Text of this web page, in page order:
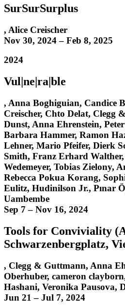
SurSurSurplus
, Alice Creischer
Nov 30, 2024 – Feb 8, 2025
2024
Vul|ne|ra|ble
, Anna Boghiguian, Candice
Creischer, Chto Delat, Clegg
Dunst, Anna Ehrenstein,
Barbara Hammer, Ramon
Lehner, Mario Pfeifer, Dierk
Smith, Franz Erhard Walther,
Wedemeyer, Tobias Zielony,
Rebecca Pokua Korang,
Eulitz, Hudinilson Jr., Pınar
Uambembe
Sep 7 – Nov 16, 2024
Tools for Conviviality
Schwarzenbergplatz,
, Clegg & Guttmann, Anna
Oberhuber, cameron
Hashani, Veronika Pausova,
Jun 21 – Jul 7, 2024